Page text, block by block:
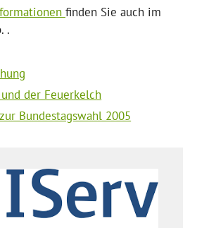
finden Sie auch im
.
der Feuerkelch
Bundestagswahl 2005